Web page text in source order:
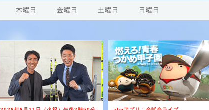
木曜日 金曜日 土曜日 日曜日